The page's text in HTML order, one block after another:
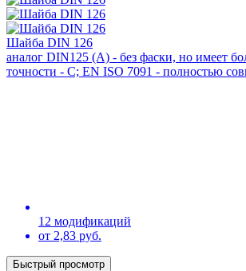
Шайба DIN 126
аналог DIN125 (А) - без фаски, но имеет
точности - С; EN ISO 7091 - полностью
12 модификаций
от 2,83 руб.
Быстрый просмотр